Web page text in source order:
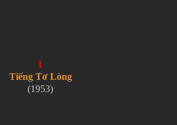
1
Tiếng Tơ Lòng
(1953)